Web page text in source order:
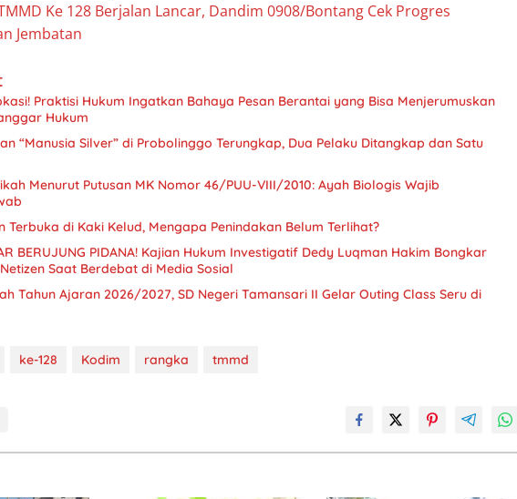
Ke 128 Berjalan Lancar, Dandim 0908/Bontang Cek Progres
Jembatan
Praktisi Hukum Ingatkan Bahaya Pesan Berantai yang Bisa Menjerumuskan
Hukum
“Manusia Silver” di Probolinggo Terungkap, Dua Pelaku Ditangkap dan Satu
Menurut Putusan MK Nomor 46/PUU-VIII/2010: Ayah Biologis Wajib
Terbuka di Kaki Kelud, Mengapa Penindakan Belum Terlihat?
BERUJUNG PIDANA! Kajian Hukum Investigatif Dedy Luqman Hakim Bongkar
Saat Berdebat di Media Sosial
Tahun Ajaran 2026/2027, SD Negeri Tamansari II Gelar Outing Class Seru di
ke-128 Kodim rangka tmmd